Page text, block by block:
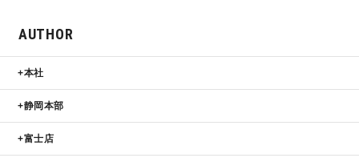
AUTHOR
本社
静岡本部
富士店